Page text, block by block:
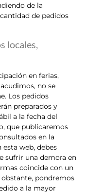
de la
de pedidos
locales,
en ferias,
no se
Los pedidos
preparados y
a la fecha del
que publicaremos
en la
esta web, debes
sufrir una demora en
coincide con un
pondremos
a la mayor